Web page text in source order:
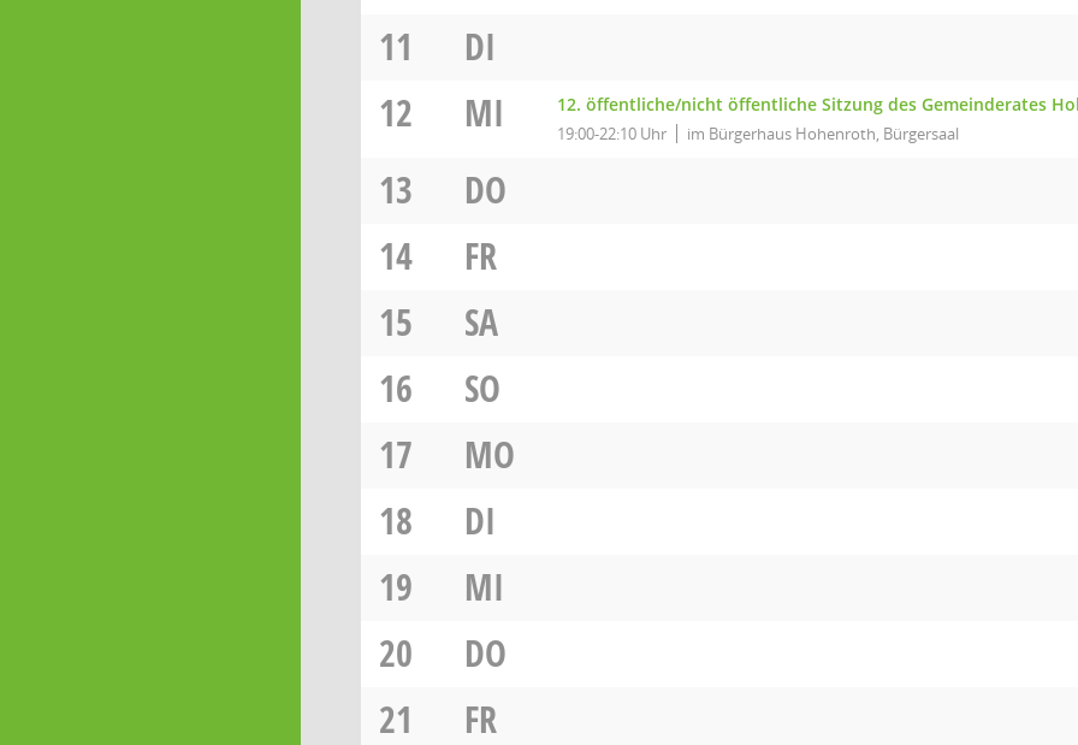
11
DI
12
MI 12. öffentliche/nicht öffentliche Sitzung des Gemeinderates
19:00-22:10 Uhr im Bürgerhaus Hohenroth, Bürgersaal
13
DO
14
FR
15
SA
16
SO
17
MO
18
DI
19
MI
20
DO
21
FR